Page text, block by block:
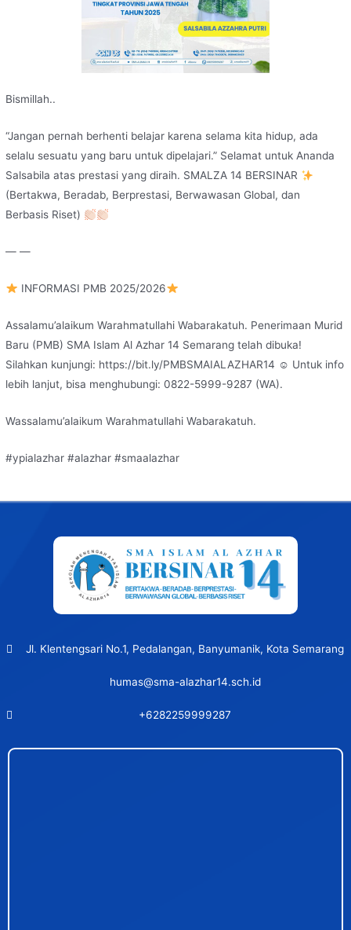
Bismillah..
“Jangan pernah berhenti belajar karena selama kita hidup, ada
selalu sesuatu yang baru untuk dipelajari.” Selamat untuk Ananda
Salsabila atas prestasi yang diraih. SMALZA 14 BERSINAR
(Bertakwa, Beradab, Berprestasi, Berwawasan Global, dan
Berbasis Riset)
— —
INFORMASI PMB 2025/2026
Assalamu’alaikum Warahmatullahi Wabarakatuh. Penerimaan Murid
Baru (PMB) SMA Islam Al Azhar 14 Semarang telah dibuka!
Silahkan kunjungi: https://bit.ly/PMBSMAIALAZHAR14 ☺ Untuk info
lebih lanjut, bisa menghubungi: 0822-5999-9287 (WA).
Wassalamu’alaikum Warahmatullahi Wabarakatuh.
#ypialazhar #alazhar #smaalazhar
Jl. Klentengsari No.1, Pedalangan, Banyumanik, Kota Semarang
humas@sma-alazhar14.sch.id
+6282259999287